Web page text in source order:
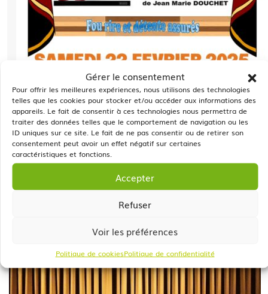
Gérer le consentement
Pour offrir les meilleures expériences, nous utilisons des technologies
telles que les cookies pour stocker et/ou accéder aux informations des
appareils. Le fait de consentir à ces technologies nous permettra de
traiter des données telles que le comportement de navigation ou les
ID uniques sur ce site. Le fait de ne pas consentir ou de retirer son
consentement peut avoir un effet négatif sur certaines
caractéristiques et fonctions.
Accepter
Refuser
Voir les préférences
Politique de cookiesPolitique de confidentialité